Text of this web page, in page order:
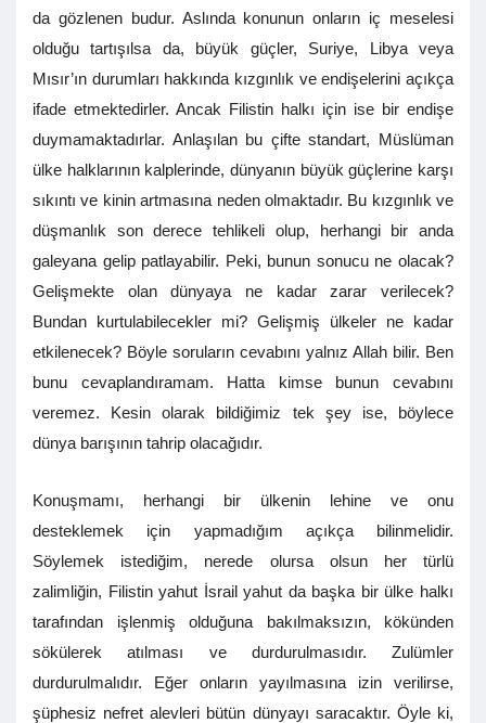
da gözlenen budur. Aslında konunun onların iç meselesi
olduğu tartışılsa da, büyük güçler, Suriye, Libya veya
Mısır’ın durumları hakkında kızgınlık ve endişelerini açıkça
ifade etmektedirler. Ancak Filistin halkı için ise bir endişe
duymamaktadırlar. Anlaşılan bu çifte standart, Müslüman
ülke halklarının kalplerinde, dünyanın büyük güçlerine karşı
sıkıntı ve kinin artmasına neden olmaktadır. Bu kızgınlık ve
düşmanlık son derece tehlikeli olup, herhangi bir anda
galeyana gelip patlayabilir. Peki, bunun sonucu ne olacak?
Gelişmekte olan dünyaya ne kadar zarar verilecek?
Bundan kurtulabilecekler mi? Gelişmiş ülkeler ne kadar
etkilenecek? Böyle soruların cevabını yalnız Allah bilir. Ben
bunu cevaplandıramam. Hatta kimse bunun cevabını
veremez. Kesin olarak bildiğimiz tek şey ise, böylece
dünya barışının tahrip olacağıdır.
Konuşmamı, herhangi bir ülkenin lehine ve onu
desteklemek için yapmadığım açıkça bilinmelidir.
Söylemek istediğim, nerede olursa olsun her türlü
zalimliğin, Filistin yahut İsrail yahut da başka bir ülke halkı
tarafından işlenmiş olduğuna bakılmaksızın, kökünden
sökülerek atılması ve durdurulmasıdır. Zulümler
durdurulmalıdır. Eğer onların yayılmasına izin verilirse,
şüphesiz nefret alevleri bütün dünyayı saracaktır. Öyle ki,